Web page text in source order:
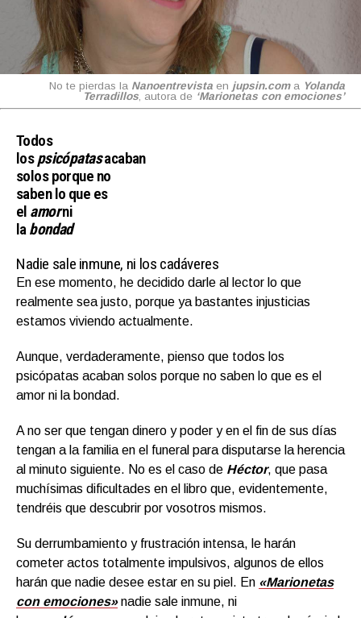
No te pierdas la Nanoentrevista en jupsin.coma Yolanda
Terradillos, autora de ‘Marionetas con emociones’
Todos
lospsicópatasacaban
solos porque no
saben lo que es
el amorni
labondad
Nadie sale inmune, ni los cadáveres
En ese momento, he decidido darle al lector lo que
realmente sea justo, porque ya bastantes injusticias
estamos viviendo actualmente.
Aunque, verdaderamente, pienso que todos los
psicópatas acaban solos porque no saben lo que es el
amor ni la bondad.
A no ser que tengan dinero y poder y en el fin de sus días
tengan a la familia en el funeral para disputarse la herencia
al minuto siguiente. No es el caso de Héctor, que pasa
muchísimas dificultades en el libro que, evidentemente,
tendréis que descubrir por vosotros mismos.
Su derrumbamiento y frustración intensa, le harán
cometer actos totalmente impulsivos, algunos de ellos
harán que nadie desee estar en su piel. En «Marionetas
con emociones»nadie sale inmune, ni